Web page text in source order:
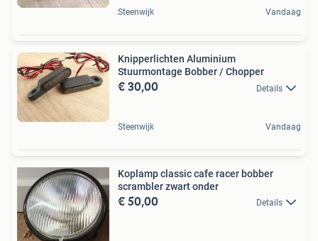
Steenwijk Vandaag
Knipperlichten Aluminium
Stuurmontage Bobber / Chopper
€ 30,00 Details
Steenwijk Vandaag
Koplamp classic cafe racer bobber
scrambler zwart onder
€ 50,00 Details